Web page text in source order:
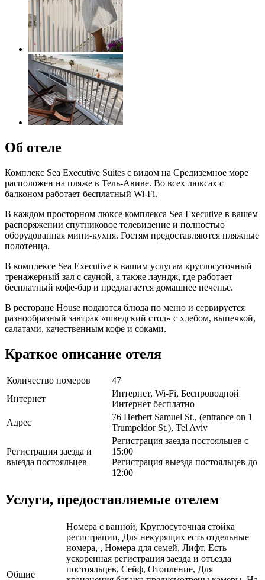
Об отеле
Комплекс Sea Executive Suites с видом на Средиземное море
расположен на пляже в Тель-Авиве. Во всех люксах с
балконом работает бесплатный Wi-Fi.
В каждом просторном люксе комплекса Sea Executive в вашем
распоряжении спутниковое телевидение и полностью
оборудованная мини-кухня. Гостям предоставляются пляжные
полотенца.
В комплексе Sea Executive к вашим услугам круглосуточный
тренажерный зал с сауной, а также лаундж, где работает
бесплатный кофе-бар и предлагается домашнее печенье.
В ресторане House подаются блюда по меню и сервируется
разнообразный завтрак «шведский стол» с хлебом, выпечкой,
салатами, качественным кофе и соками.
Краткое описание отеля
Количество номеров
47
Интернет
Интернет, Wi-Fi, Беспроводной
Интернет бесплатно
Адрес
76 Herbert Samuel St., (entrance on 1
Trumpeldor St.), Tel Aviv
Регистрация заезда и
выезда постояльцев
Регистрация заезда постояльцев с
15:00
Регистрация выезда постояльцев до
12:00
Услуги, предоставляемые отелем
Общие
Номера с ванной, Круглосуточная стойка
регистрации, Для некурящих есть отдельные
номера, , Номера для семей, Лифт, Есть
ускоренная регистрация заезда и отъезда
постояльцев, Сейф, Отопление, Для